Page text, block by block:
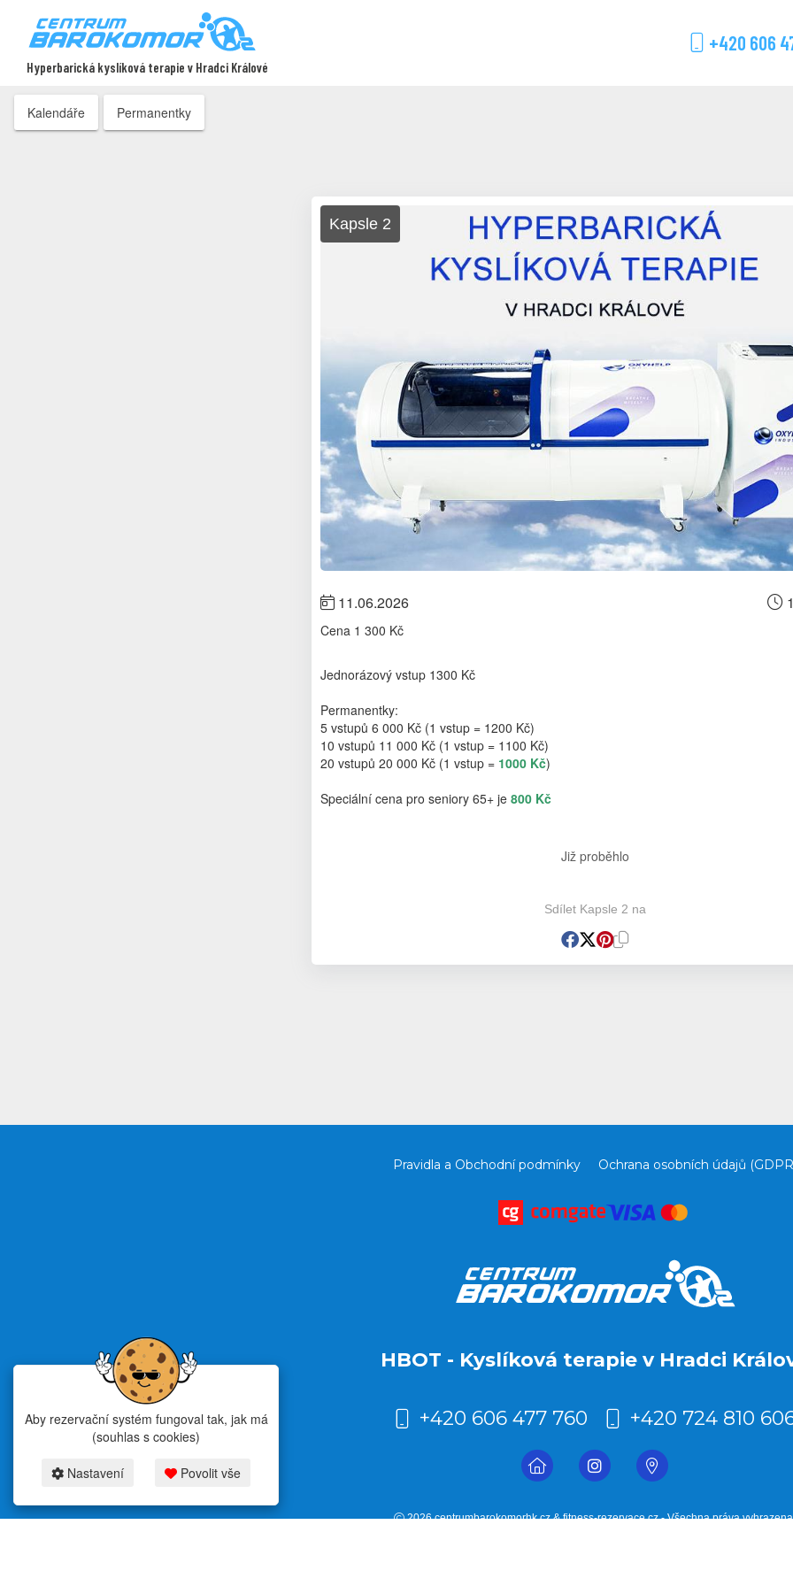
Hyperbarická kyslíková terapie v Hradci Králové
+420 606
Kalendáře Permanentky
Kapsle 2
11.06.2026
Cena 1 300 Kč
Jednorázový vstup 1300 Kč
Permanentky:
5 vstupů 6 000 Kč (1 vstup = 1200 Kč)
10 vstupů 11 000 Kč (1 vstup = 1100 Kč)
20 vstupů 20 000 Kč (1 vstup = 1000 Kč)
Speciální cena pro seniory 65+ je 800 Kč
Již proběhlo
Sdílet Kapsle 2 na
Pravidla a Obchodní podmínky Ochrana osobních údajů
HBOT - Kyslíková terapie v Hradci
+420 606 477 760 +420 724 810
2026 centrumbarokomorhk.cz & fitness-rezervace.cz - Všechna práva
Aby rezervační systém fungoval tak, jak má
(souhlas s cookies)
Nastavení Povolit vše